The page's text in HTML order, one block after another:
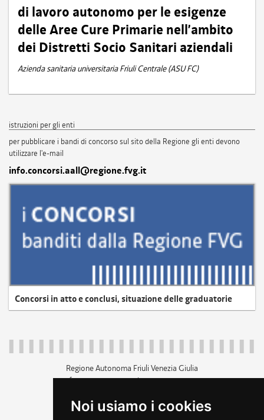
Noi usiamo i cookies
di lavoro autonomo per le esigenze
delle Aree Cure Primarie nell’ambito
dei Distretti Socio Sanitari aziendali
Azienda sanitaria universitaria Friuli Centrale (ASU FC)
istruzioni per gli enti
per pubblicare i bandi di concorso sul sito della Regione gli enti devono
utilizzare l'e-mail
info.concorsi.aall@regione.fvg.it
Concorsi in atto e conclusi, situazione delle graduatorie
Regione Autonoma Friuli Venezia Giulia
c.f. 80014930327; p.iva 00526040324
+39 040 3771111